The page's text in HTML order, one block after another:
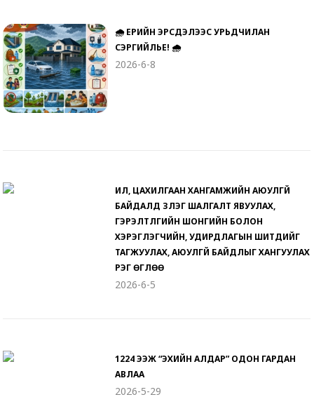
🌧️ ҮЕРИЙН ЭРСДЭЛЭЭС УРЬДЧИЛАН
СЭРГИЙЛЬЕ! 🌧️
2026-6-8
ИЛ, ЦАХИЛГААН ХАНГАМЖИЙН АЮУЛГҮЙ
БАЙДАЛД ҮЗЛЭГ ШАЛГАЛТ ЯВУУЛАХ,
ГЭРЭЛТҮҮЛГИЙН ШОНГИЙН БОЛОН
ХЭРЭГЛЭГЧИЙН, УДИРДЛАГЫН ШИТҮҮДИЙГ
ТАГЖУУЛАХ, АЮУЛГҮЙ БАЙДЛЫГ ХАНГУУЛАХ
ҮҮРЭГ ӨГЛӨӨ
2026-6-5
1224 ЭЭЖ “ЭХИЙН АЛДАР” ОДОН ГАРДАН
АВЛАА
2026-5-29